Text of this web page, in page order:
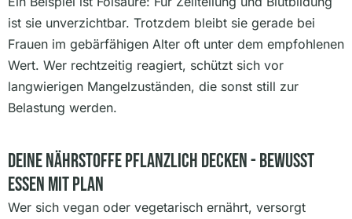
ist sie unverzichtbar. Trotzdem bleibt sie gerade bei
Frauen im gebärfähigen Alter oft unter dem empfohlenen
Wert. Wer rechtzeitig reagiert, schützt sich vor
langwierigen Mangelzuständen, die sonst still zur
Belastung werden.
Deine Nährstoffe Pflanzlich Decken - Bewusst
Essen Mit Plan
Wer sich vegan oder vegetarisch ernährt, versorgt